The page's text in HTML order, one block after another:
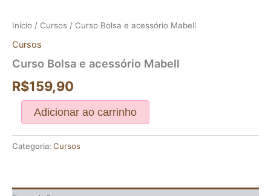
Início / Cursos / Curso Bolsa e acessório Mabell
Cursos
Curso Bolsa e acessório Mabell
R$159,90
acessório
Mabell
Adicionar ao carrinho
Categoria: Cursos